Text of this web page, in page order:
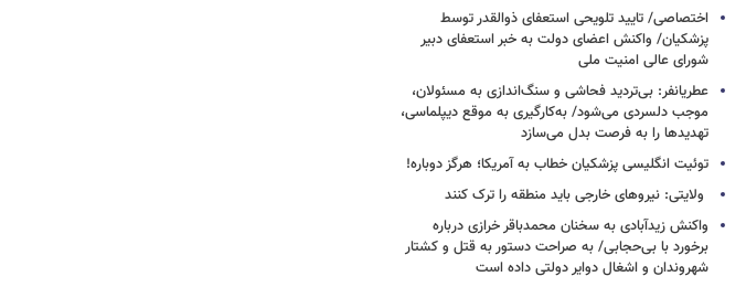
اختصاصی/ تایید تلویحی استعفای ذوالقدر توسط
پزشکیان/ واکنش اعضای دولت به خبر استعفای دبیر
شورای عالی امنیت ملی
عطریانفر: بی‌تردید فحاشی و سنگ‌اندازی به مسئولان،
موجب دلسردی می‌شود/ به‌کارگیری به موقع دیپلماسی،
تهدیدها را به فرصت بدل می‌سازد
توئیت انگلیسی پزشکیان خطاب به آمریکا؛ هرگز دوباره!
ولایتی: نیروهای خارجی باید منطقه را ترک کنند
واکنش زیدآبادی به سخنان محمدباقر خرازی درباره
برخورد با بی‌حجابی/ به صراحت دستور به قتل و کشتار
شهروندان و اشغال دوایر دولتی داده است